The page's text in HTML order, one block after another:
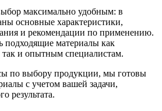
максимально удобным: в
основные характеристики,
и рекомендации по применению.
подходящие материалы как
и опытным специалистам.
по выбору продукции, мы готовы
с учетом вашей задачи,
результата.